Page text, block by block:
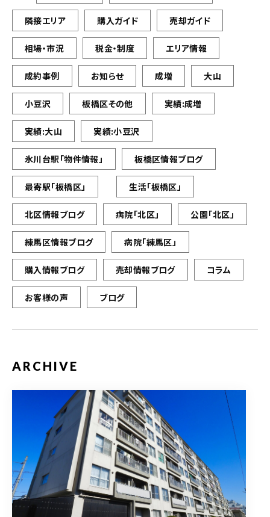
隣接エリア 購入ガイド 売却ガイド
相場・市況 税金・制度 エリア情報
成約事例 お知らせ 成増 大山
小豆沢 板橋区その他 実績:成増
実績:大山 実績:小豆沢
氷川台駅「物件情報」 板橋区情報ブログ
最寄駅「板橋区」 生活「板橋区」
北区情報ブログ 病院「北区」 公園「北区」
練馬区情報ブログ 病院「練馬区」
購入情報ブログ 売却情報ブログ コラム
お客様の声 ブログ
ARCHIVE